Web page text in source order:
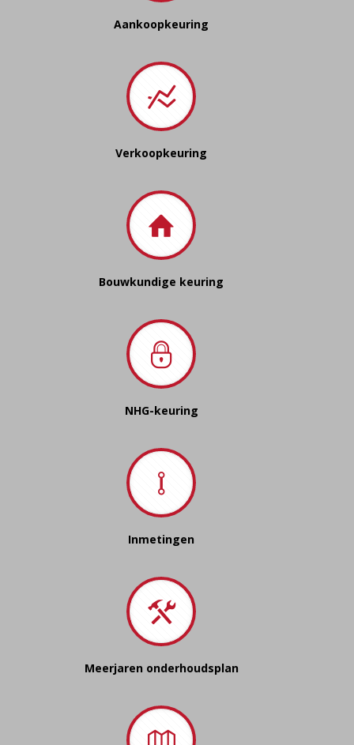
Aankoopkeuring
Verkoopkeuring
Bouwkundige keuring
NHG-keuring
Inmetingen
Meerjaren onderhoudsplan